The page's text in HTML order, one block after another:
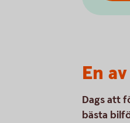
En
Dags att
bästa